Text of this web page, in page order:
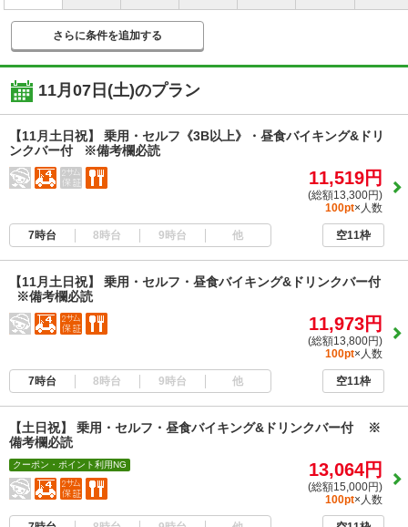
さらに条件を追加する
11月07日(土)のプラン
【11月土日祝】 乗用・セルフ《3B以上》・昼食バイキング&ドリ
ンクバー付 ※備考欄必読
11,519円
(総額13,300円)
100pt×人数
7時台 8時台 9時台 他 空11枠
【11月土日祝】 乗用・セルフ・昼食バイキング&ドリンクバー付
※備考欄必読
11,973円
(総額13,800円)
100pt×人数
7時台 8時台 9時台 他 空11枠
【土日祝】 乗用・セルフ・昼食バイキング&ドリンクバー付 ※
備考欄必読
クーポン・ポイント利用NG 13,064円
(総額15,000円)
100pt×人数